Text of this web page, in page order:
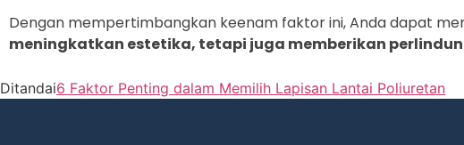
Dengan mempertimbangkan keenam faktor ini, Anda dapat
meningkatkan estetika, tetapi juga memberikan
Ditandai6 Faktor Penting dalam Memilih Lapisan Lantai Poliuretan